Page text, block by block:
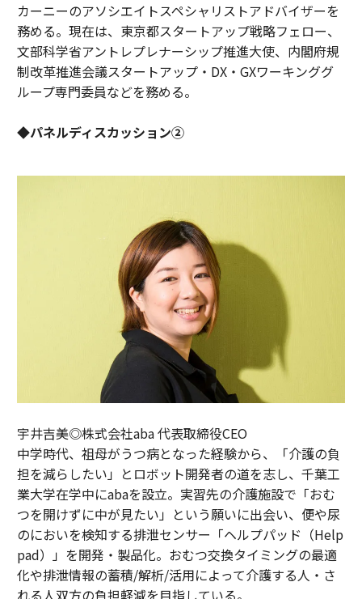
カーニーのアソシエイトスペシャリストアドバイザーを
務める。現在は、東京都スタートアップ戦略フェロー、
文部科学省アントレプレナーシップ推進大使、内閣府規
制改革推進会議スタートアップ・DX・GXワーキンググ
ループ専門委員などを務める。
◆パネルディスカッション②
宇井吉美◎株式会社aba 代表取締役CEO
中学時代、祖母がうつ病となった経験から、「介護の負
担を減らしたい」とロボット開発者の道を志し、千葉工
業大学在学中にabaを設立。実習先の介護施設で「おむ
つを開けずに中が見たい」という願いに出会い、便や尿
のにおいを検知する排泄センサー「ヘルプパッド（Help
pad）」を開発・製品化。おむつ交換タイミングの最適
化や排泄情報の蓄積/解析/活用によって介護する人・さ
れる人双方の負担軽減を目指している。